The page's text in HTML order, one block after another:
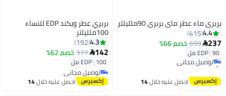
بربري ماء عطر ماي بربري 90ملليلتر
4.4
415
237
699 خصم 66%
EDP|90 ملتوصيل مجاني
باقي 2 وحدات في المخزون
احصل عليه خلال14
اغسطس
بربري عطر ويكند EDP للنساء
100ملليلتر
4.3
192
142
377 خصم 62%
EDP|100 مل
توصيل مجاني
توصيل مجانياحصل عليه خلال14
اغسطس